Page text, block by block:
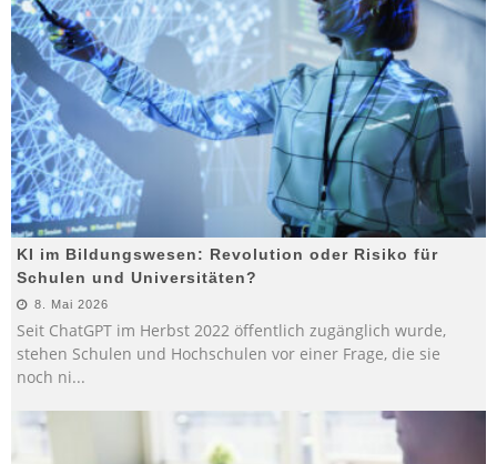
KI im Bildungswesen: Revolution oder Risiko für
Schulen und Universitäten?
8. Mai 2026
Seit ChatGPT im Herbst 2022 öffentlich zugänglich wurde,
stehen Schulen und Hochschulen vor einer Frage, die sie
noch ni...